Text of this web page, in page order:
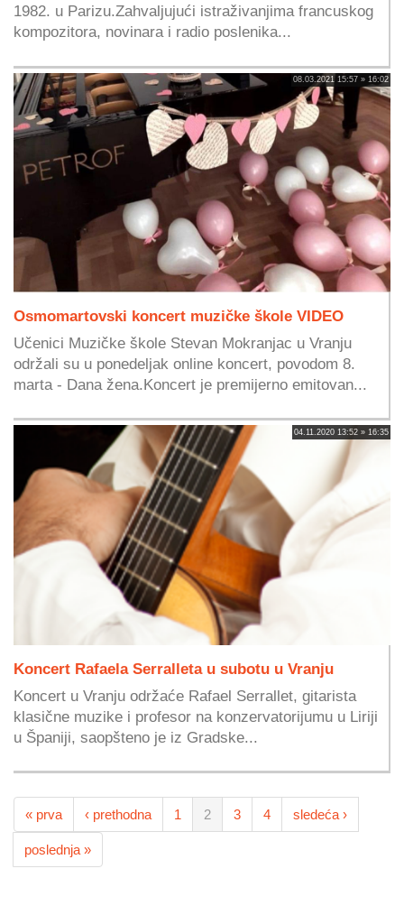
1982. u Parizu.Zahvaljujući istraživanjima francuskog
kompozitora, novinara i radio poslenika...
08.03.2021 15:57 » 16:02
Osmomartovski koncert muzičke škole VIDEO
Učenici Muzičke škole Stevan Mokranjac u Vranju
održali su u ponedeljak online koncert, povodom 8.
marta - Dana žena.Koncert je premijerno emitovan...
04.11.2020 13:52 » 16:35
Koncert Rafaela Serralleta u subotu u Vranju
Koncert u Vranju održaće Rafael Serrallet, gitarista
klasične muzike i profesor na konzervatorijumu u Liriji
u Španiji, saopšteno je iz Gradske...
« prva ‹ prethodna 1 2 3 4 sledeća ›
poslednja »